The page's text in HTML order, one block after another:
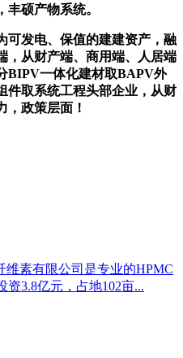
硕产物系统。
发电、保值的建建资产，融
，从财产端、商用端、人居端
BIPV一体化建材取BAPV外
件取系统工程头部企业，从财
，政策层面！
维素有限公司是专业的HPMC
资3.8亿元，占地102亩...